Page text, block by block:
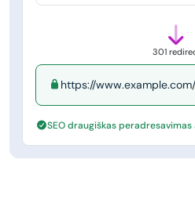
301
https://
SEO draugiškas